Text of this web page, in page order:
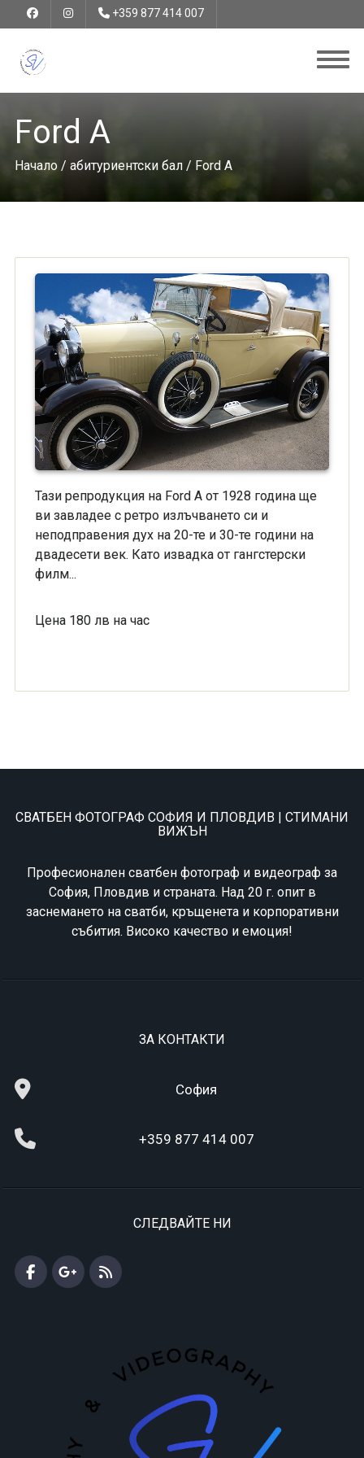
+359 877 414 007
Ford A
Начало/ абитуриентски бал/ Ford A
Тази репродукция на Ford A от 1928 година ще
ви завладее с ретро излъчването си и
неподправения дух на 20-те и 30-те години на
двадесети век. Като извадка от гангстерски
филм...
Цена 180 лв на час
СВАТБЕН ФОТОГРАФ СОФИЯ И ПЛОВДИВ | СТИМАНИ
ВИЖЪН
Професионален сватбен фотограф и видеограф за
София, Пловдив и страната. Над 20 г. опит в
заснемането на сватби, кръщенета и корпоративни
събития. Високо качество и емоция!
ЗА КОНТАКТИ
София
+359 877 414 007
СЛЕДВАЙТЕ НИ